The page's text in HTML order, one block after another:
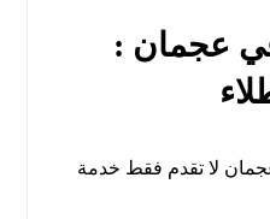
عجمان :
لا تقدم فقط خدمة